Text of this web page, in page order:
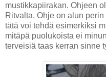
mustikkapiirakan. Ohjeen
Ritvalta. Ohje on alun
tätä voi tehdä esimerkiksi
mitäpä puolukoista ei
terveisiä taas kerran sinne